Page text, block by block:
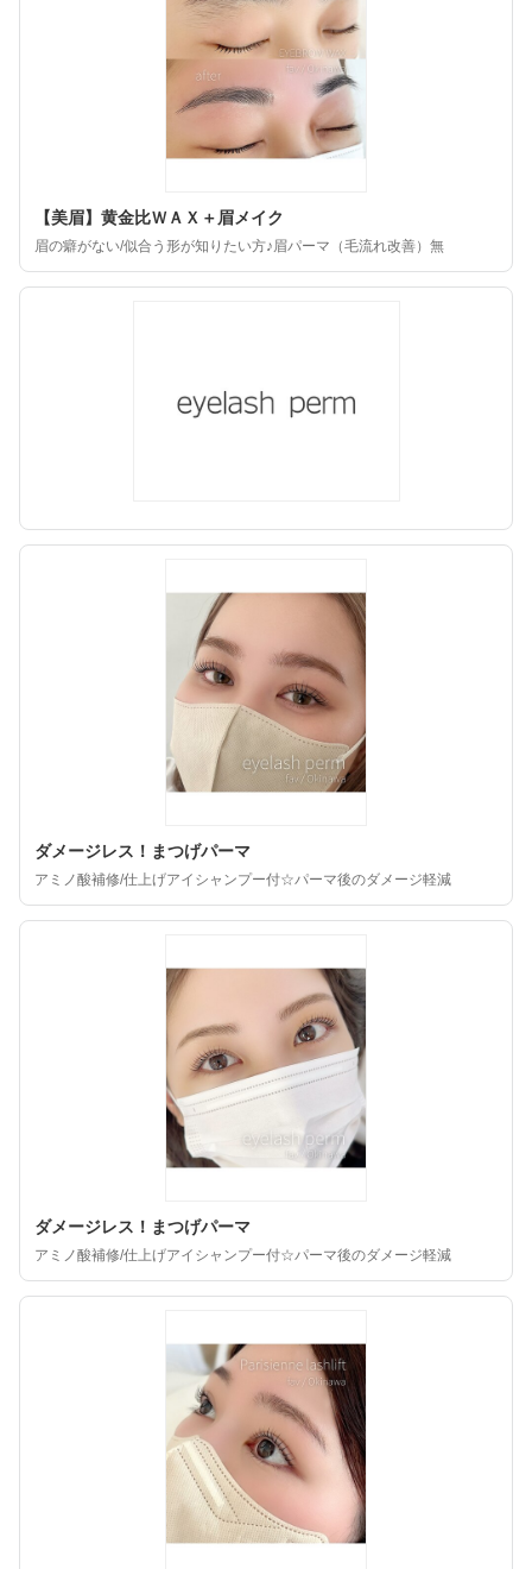
【美眉】黄金比ＷＡＸ＋眉メイク
眉の癖がない/似合う形が知りたい方♪眉パーマ（毛流れ改善）無
ダメージレス！まつげパーマ
アミノ酸補修/仕上げアイシャンプー付☆パーマ後のダメージ軽減
ダメージレス！まつげパーマ
アミノ酸補修/仕上げアイシャンプー付☆パーマ後のダメージ軽減